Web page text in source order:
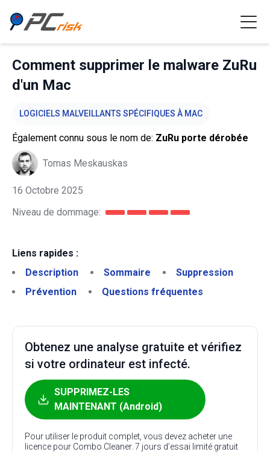
Comment supprimer le malware ZuRu
d'un Mac
LOGICIELS MALVEILLANTS SPÉCIFIQUES À MAC
Également connu sous le nom de: ZuRu porte dérobée
Tomas Meskauskas
16 Octobre 2025
Niveau de dommage:
Liens rapides :
Description
Sommaire
Suppression
Prévention
Questions fréquentes
Obtenez une analyse gratuite et vérifiez
si votre ordinateur est infecté.
SUPPRIMEZ-LES
MAINTENANT (Android)
Pour utiliser le produit complet, vous devez acheter une
licence pour Combo Cleaner. 7 jours d’essai limité gratuit